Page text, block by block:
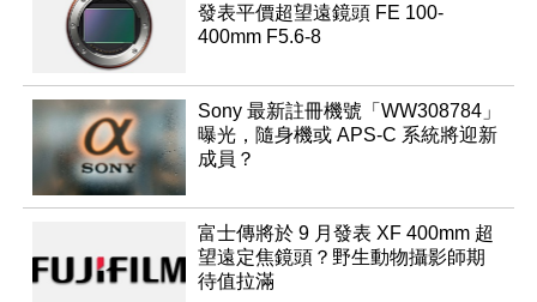
發表平價超望遠鏡頭 FE 100-
400mm F5.6-8
Sony 最新註冊機號「WW308784」
曝光，隨身機或 APS-C 系統將迎新
成員？
富士傳將於 9 月發表 XF 400mm 超
望遠定焦鏡頭？野生動物攝影師期
待值拉滿